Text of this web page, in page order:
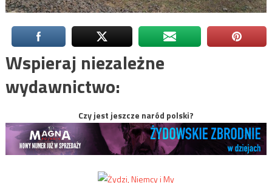
Wspieraj niezależne
wydawnictwo:
Czy jest jeszcze naród polski?